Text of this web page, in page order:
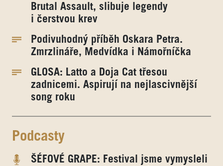
Brutal Assault, slibuje legendy
i čerstvou krev
Podivuhodný příběh Oskara Petra.
Zmrzlináře, Medvídka i Námořníčka
GLOSA: Latto a Doja Cat třesou
zadnicemi. Aspirují na nejlascivnější
song roku
Podcasty
ŠÉFOVÉ GRAPE: Festival jsme vymysleli